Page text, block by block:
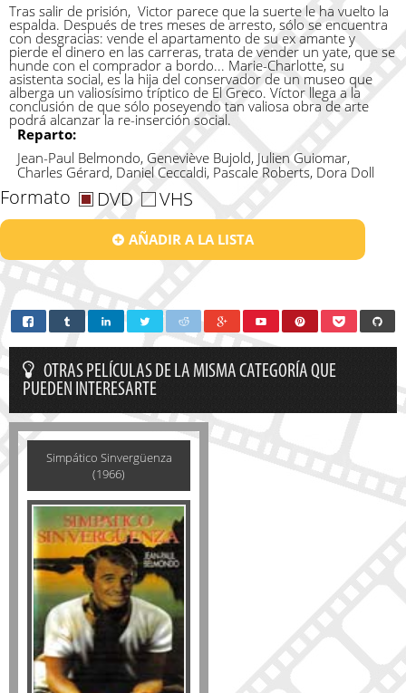
Tras salir de prisión, Victor parece que la suerte le ha vuelto la
espalda. Después de tres meses de arresto, sólo se encuentra
con desgracias: vende el apartamento de su ex amante y
pierde el dinero en las carreras, trata de vender un yate, que se
hunde con el comprador a bordo... Marie-Charlotte, su
asistenta social, es la hija del conservador de un museo que
alberga un valiosísimo tríptico de El Greco. Víctor llega a la
conclusión de que sólo poseyendo tan valiosa obra de arte
podrá alcanzar la re-inserción social.
Reparto:
Jean-Paul Belmondo, Geneviève Bujold, Julien Guiomar,
Charles Gérard, Daniel Ceccaldi, Pascale Roberts, Dora Doll
Formato DVD VHS
AÑADIR A LA LISTA
OTRAS PELÍCULAS DE LA MISMA CATEGORÍA QUE
PUEDEN INTERESARTE
Simpático Sinvergüenza
(1966)